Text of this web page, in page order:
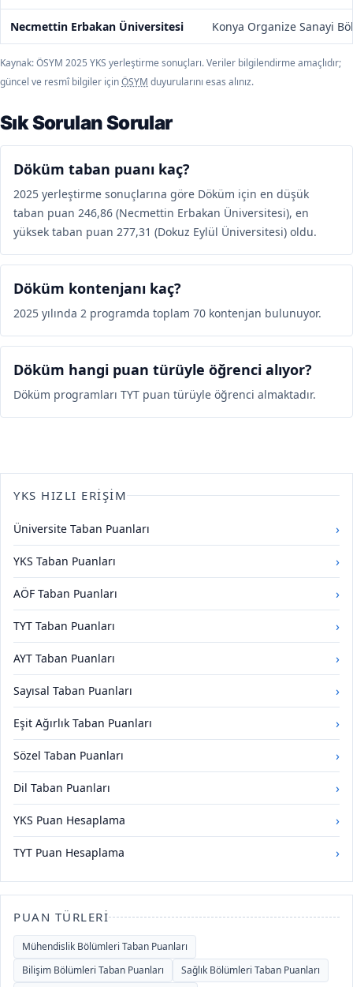
Necmettin Erbakan Üniversitesi Konya Organize Sanayi
Kaynak: ÖSYM 2025 YKS yerleştirme sonuçları. Veriler bilgilendirme amaçlıdır;
güncel ve resmî bilgiler içinÖSYM duyurularını esas alınız.
Sık Sorulan Sorular
Döküm taban puanı kaç?
2025 yerleştirme sonuçlarına göre Döküm için en düşük
taban puan 246,86 (Necmettin Erbakan Üniversitesi), en
yüksek taban puan 277,31 (Dokuz Eylül Üniversitesi) oldu.
Döküm kontenjanı kaç?
2025 yılında 2 programda toplam 70 kontenjan bulunuyor.
Döküm hangi puan türüyle öğrenci alıyor?
Döküm programları TYT puan türüyle öğrenci almaktadır.
YKS HIZLI ERIŞIM
Üniversite Taban Puanları ›
YKS Taban Puanları ›
AÖF Taban Puanları ›
TYT Taban Puanları ›
AYT Taban Puanları ›
Sayısal Taban Puanları ›
Eşit Ağırlık Taban Puanları ›
Sözel Taban Puanları ›
Dil Taban Puanları ›
YKS Puan Hesaplama ›
TYT Puan Hesaplama ›
PUAN TÜRLERI
Mühendislik Bölümleri Taban Puanları
Bilişim Bölümleri Taban Puanları
Sağlık Bölümleri Taban Puanları